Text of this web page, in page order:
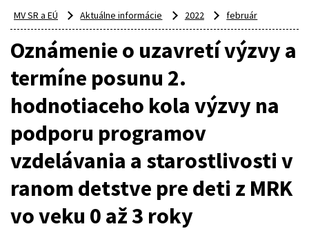
MV SR a EÚ Aktuálne informácie 2022 február
Oznámenie o uzavretí výzvy a
termíne posunu 2.
hodnotiaceho kola výzvy na
podporu programov
vzdelávania a starostlivosti v
ranom detstve pre deti z MRK
vo veku 0 až 3 roky